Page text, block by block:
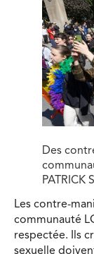
Des
PATRICK
Les contre-
communauté
respectée. Ils
sexuelle